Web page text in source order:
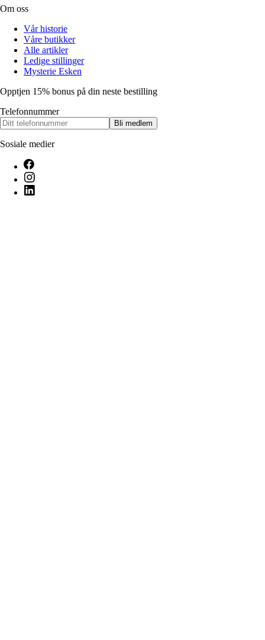
Om oss
Vår historie
Våre butikker
Alle artikler
Ledige stillinger
Mysterie Esken
Opptjen 15% bonus på din neste bestilling
Telefonnummer
Bli medlem
Sosiale medier